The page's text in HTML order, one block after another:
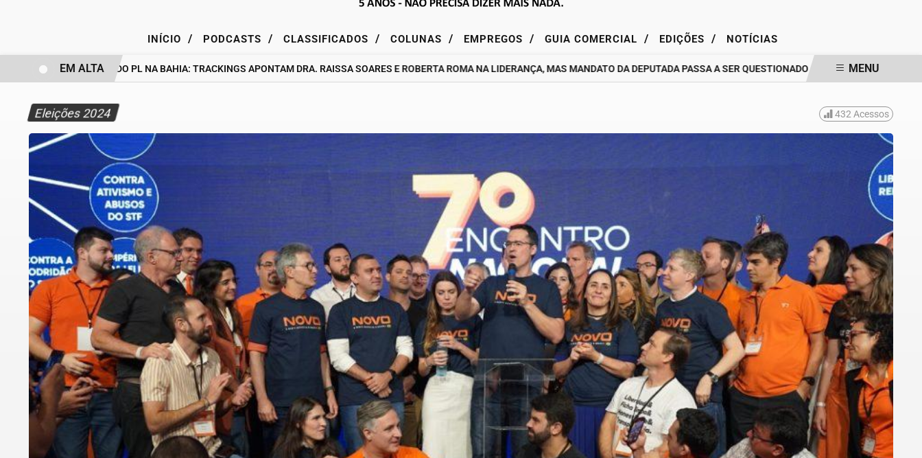
INÍCIO / PODCASTS / CLASSIFICADOS / COLUNAS / EMPREGOS / GUIA COMERCIAL / EDIÇÕES / NOTÍCIAS
BASTIDORES DO PL NA BAHIA: TRACKINGS APONTAM DRA. RAISSA SOARES E ROBERTA ROMA NA LIDERANÇA, MAS MANDATO DA DEPUTADA PASSA A SER QUESTIONADO DRA. RAISSA SOARES
EM ALTA MENU
Eleições 2024 432Acessos